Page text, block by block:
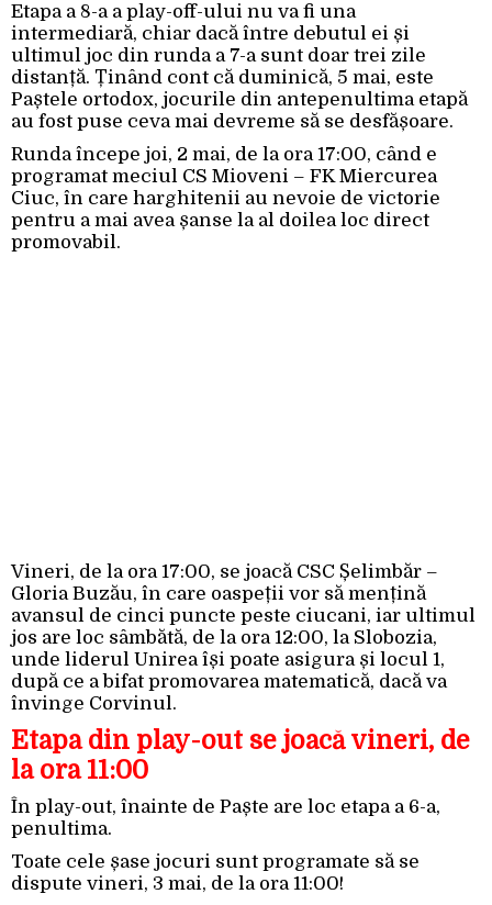
Etapa a 8-a a play-off-ului nu va fi una
intermediară, chiar dacă între debutul ei și
ultimul joc din runda a 7-a sunt doar trei zile
distanță. Ținând cont că duminică, 5 mai, este
Paștele ortodox, jocurile din antepenultima etapă
au fost puse ceva mai devreme să se desfășoare.
Runda începe joi, 2 mai, de la ora 17:00, când e
programat meciul CS Mioveni – FK Miercurea
Ciuc, în care harghitenii au nevoie de victorie
pentru a mai avea șanse la al doilea loc direct
promovabil.
Vineri, de la ora 17:00, se joacă CSC Șelimbăr –
Gloria Buzău, în care oaspeții vor să mențină
avansul de cinci puncte peste ciucani, iar ultimul
jos are loc sâmbătă, de la ora 12:00, la Slobozia,
unde liderul Unirea își poate asigura și locul 1,
după ce a bifat promovarea matematică, dacă va
învinge Corvinul.
Etapa din play-out se joacă vineri, de
la ora 11:00
În play-out, înainte de Paște are loc etapa a 6-a,
penultima.
Toate cele șase jocuri sunt programate să se
dispute vineri, 3 mai, de la ora 11:00!